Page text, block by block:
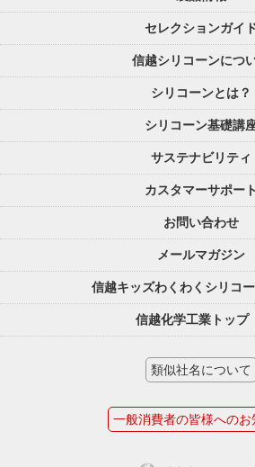
セレクションガイ
信越シリコーンにつ
シリコーンとは？
シリコーン基礎講
サステナビリティ
カスタマーサポート
お問い合わせ
メールマガジン
信越キッズわくわくシリコ
信越化学工業トップ
類似社名について
一般消費者の皆様へのお